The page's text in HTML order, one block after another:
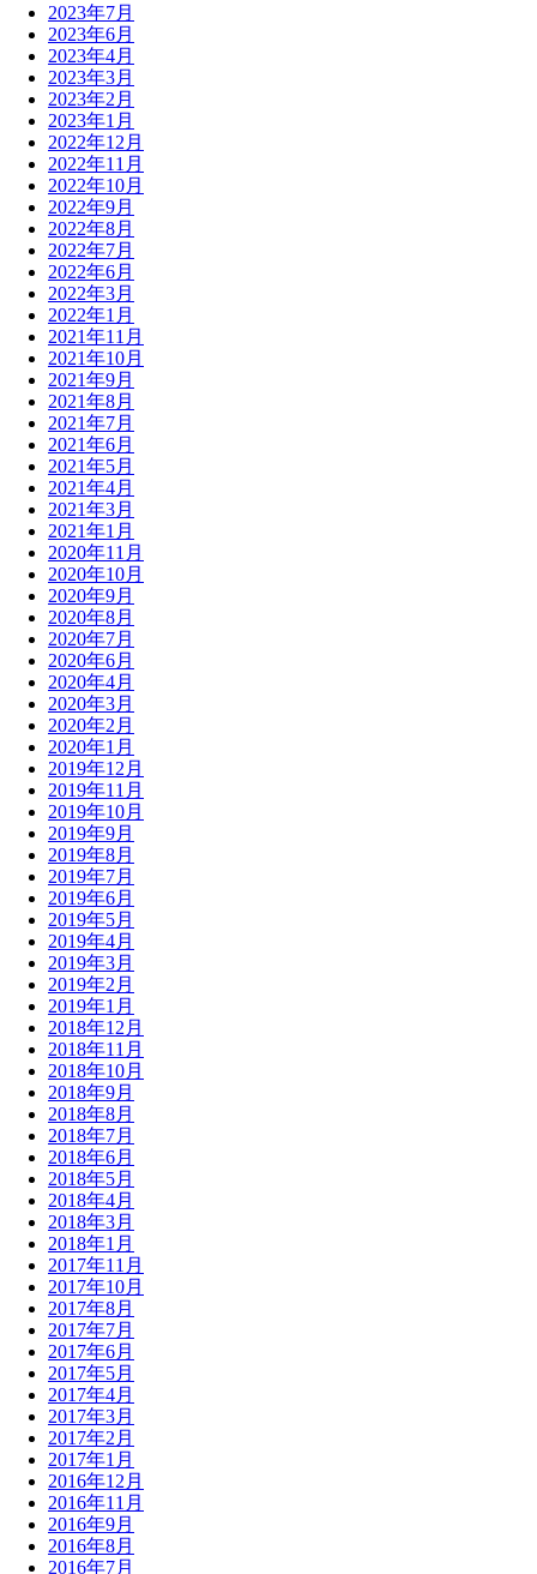
2023年7月
2023年6月
2023年4月
2023年3月
2023年2月
2023年1月
2022年12月
2022年11月
2022年10月
2022年9月
2022年8月
2022年7月
2022年6月
2022年3月
2022年1月
2021年11月
2021年10月
2021年9月
2021年8月
2021年7月
2021年6月
2021年5月
2021年4月
2021年3月
2021年1月
2020年11月
2020年10月
2020年9月
2020年8月
2020年7月
2020年6月
2020年4月
2020年3月
2020年2月
2020年1月
2019年12月
2019年11月
2019年10月
2019年9月
2019年8月
2019年7月
2019年6月
2019年5月
2019年4月
2019年3月
2019年2月
2019年1月
2018年12月
2018年11月
2018年10月
2018年9月
2018年8月
2018年7月
2018年6月
2018年5月
2018年4月
2018年3月
2018年1月
2017年11月
2017年10月
2017年8月
2017年7月
2017年6月
2017年5月
2017年4月
2017年3月
2017年2月
2017年1月
2016年12月
2016年11月
2016年9月
2016年8月
2016年7月